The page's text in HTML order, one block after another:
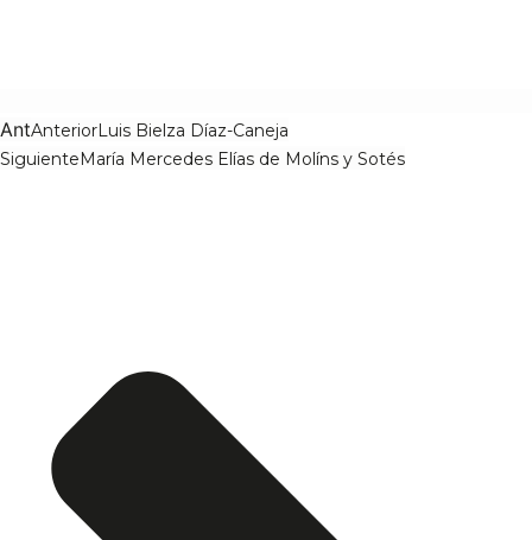
AntAnteriorLuis Bielza Díaz-Caneja
SiguienteMaría Mercedes Elías de Molíns y Sotés